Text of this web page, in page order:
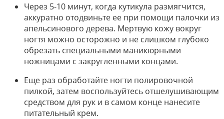
Через 5-10 минут, когда кутикула размягчится,
аккуратно отодвиньте ее при помощи палочки из
апельсинового дерева. Мертвую кожу вокруг
ногтя можно осторожно и не слишком глубоко
обрезать специальными маникюрными
ножницами с закругленными концами.
Еще раз обработайте ногти полировочной
пилкой, затем воспользуйтесь отшелушивающим
средством для рук и в самом конце нанесите
питательный крем.